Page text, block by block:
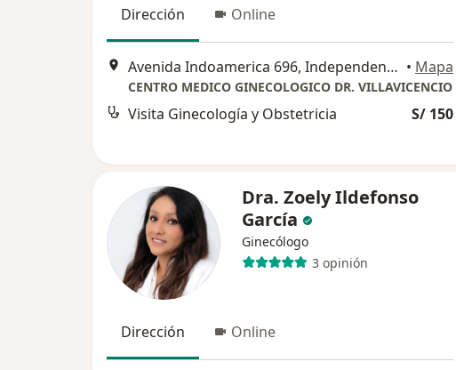
Dirección Online
Avenida Indoamerica 696, Independencia • Mapa
CENTRO MEDICO GINECOLOGICO DR. VILLAVICENCIO
Visita Ginecología y Obstetricia S/ 150
Dra. Zoely Ildefonso
García
Ginecólogo
3 opinión
Dirección Online